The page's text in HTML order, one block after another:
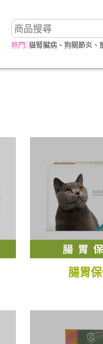
熱門: 貓腎臟病 、 狗關節炎 、
腸胃